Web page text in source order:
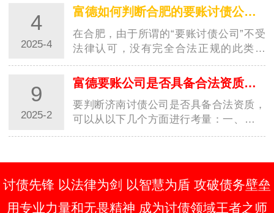
含与账款追收相关的内容，如商务咨询、
信用管理服务等。像一些信用管理公司，
营业执…
4
2025-4
富德如何判断合肥的要账讨债公司是否正规
在合肥，由于所谓的“要账讨债公司”不受
法律认可，没有完全合法正规的此类公
司。但如果仅从一些表象来判断其相对的
规范性，可以从以下几个方面考察：经营
资质方面营业执照：查看公司是否有合法
的营业…
9
2025-2
富德要账公司是否具备合法资质怎么区分？
要判断济南讨债公司是否具备合法资质，
可以从以下几个方面进行考量：一、核查
公司注册与营业执照首先，应核查济南讨
册，并持有有效的营业执照。这是判断公
司是否…
讨债先锋 以法律为剑 以智慧为盾 攻破债务壁垒
用专业力量和无畏精神 成为讨债领域王者之师